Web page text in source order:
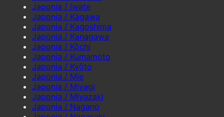
Japonia / Iwate
Japonia / Kagawa
Japonia / Kagoshima
Japonia / Kanagawa
Japonia / Kōchi
Japonia / Kumamoto
Japonia / Kyōto
Japonia / Mie
Japonia / Miyagi
Japonia / Miyazaki
Japonia / Nagano